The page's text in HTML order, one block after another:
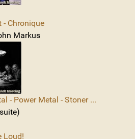
- Chronique
Markus
- Power Metal - Stoner ...
Loud!